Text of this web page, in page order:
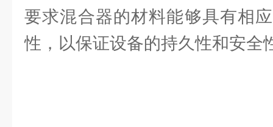
要求混合器的材料能够具有相
性，以保证设备的持久性和安全